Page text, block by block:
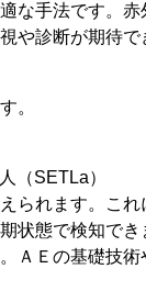
な手法です。赤
や診断が期待
。
（SETLa）
られます。これ
状態で検知で
ＡＥの基礎技